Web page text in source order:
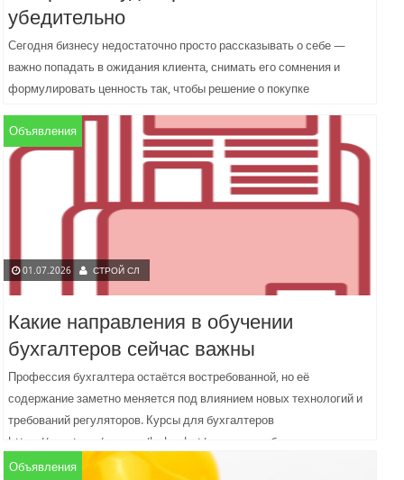
убедительно
Сегодня бизнесу недостаточно просто рассказывать о себе —
важно попадать в ожидания клиента, снимать его сомнения и
формулировать ценность так, чтобы решение о покупке
Объявления
01.07.2026 СТРОЙ СЛ
Какие направления в обучении
бухгалтеров сейчас важны
Профессия бухгалтера остаётся востребованной, но её
содержание заметно меняется под влиянием новых технологий и
требований регуляторов. Курсы для бухгалтеров
https://mgutu.ru/courses/buhuchet/ позволяют быстро освоить
востребованные компетенции...
Объявления